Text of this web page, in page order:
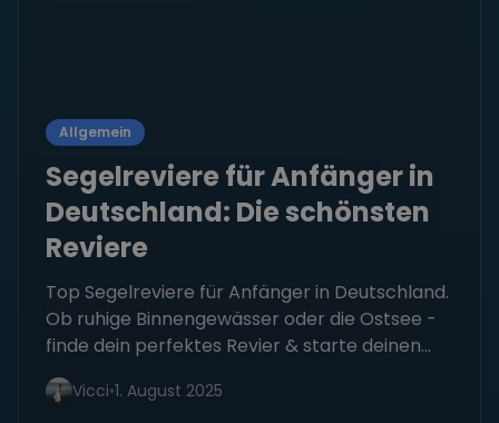
Allgemein
Segelreviere für Anfänger in
Deutschland: Die schönsten
Reviere
Top Segelreviere für Anfänger in Deutschland.
Ob ruhige Binnengewässer oder die Ostsee -
finde dein perfektes Revier & starte deinen...
Vicci•1. August 2025